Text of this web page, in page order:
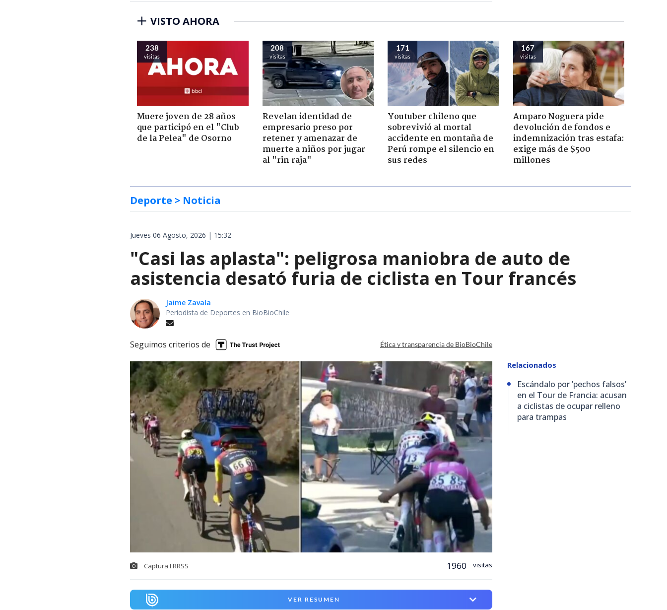
VISTO AHORA
238
visitas
Muere joven de 28 años
que participó en el "Club
de la Pelea" de Osorno
208
visitas
Revelan identidad de
empresario preso por
retener y amenazar de
muerte a niños por jugar
al "rin raja"
171
visitas
Youtuber chileno que
sobrevivió al mortal
accidente en montaña de
Perú rompe el silencio en
sus redes
167
visitas
Amparo Noguera pide
devolución de fondos e
indemnización tras estafa:
exige más de $500
millones
Deporte > Noticia
Jueves 06 Agosto, 2026 | 15:32
"Casi las aplasta": peligrosa maniobra de auto de
asistencia desató furia de ciclista en Tour francés
Jaime Zavala
Periodista de Deportes en BioBioChile
Seguimos criterios de Ética y transparencia de BioBioChile
Captura I RRSS 1960 visitas
VER RESUMEN
Relacionados
Escándalo por ’pechos falsos’
en el Tour de Francia: acusan
a ciclistas de ocupar relleno
para trampas